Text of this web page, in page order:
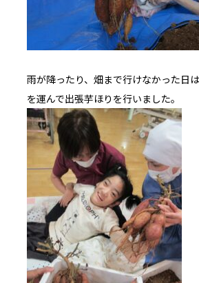
雨が降ったり、畑まで行けなかった日
を運んで出張芋ほりを行いました。